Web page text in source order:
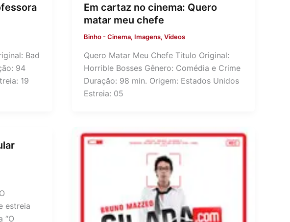
Bad
94
19
Em cartaz no cinema: Quero
matar meu chefe
Binho-Cinema, Imagens, Vídeos
Quero Matar Meu Chefe Titulo Original:
Horrible Bosses Gênero: Comédia e Crime
Duração: 98 min. Origem: Estados Unidos
Estreia: 05
estreia
“O